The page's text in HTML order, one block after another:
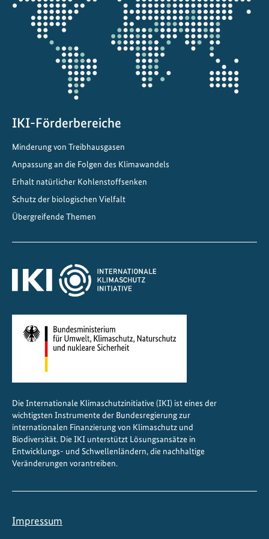
:
W
i
s
s
S
s
u
r
h
a
l
t
die
Projektkarte
IKI-Förderbereiche
Minderung von Treibhausgasen
Anpassung an die Folgen des Klimawandels
Erhalt natürlicher Kohlenstoffsenken
Schutz der biologischen Vielfalt
Übergreifende Themen
Die Internationale Klimaschutzinitiative (IKI) ist eines der
wichtigsten Instrumente der Bundesregierung zur
internationalen Finanzierung von Klimaschutz und
Biodiversität. Die IKI unterstützt Lösungsansätze in
Entwicklungs- und Schwellenländern, die nachhaltige
Veränderungen vorantreiben.
Impressum